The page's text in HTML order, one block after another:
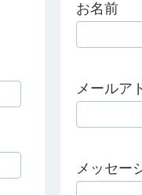
お名前
メールア
メッセー